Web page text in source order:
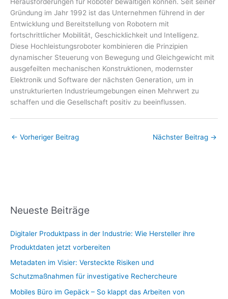
Gründung im Jahr 1992 ist das Unternehmen führend in der
Entwicklung und Bereitstellung von Robotern mit
fortschrittlicher Mobilität, Geschicklichkeit und Intelligenz.
Diese Hochleistungsroboter kombinieren die Prinzipien
dynamischer Steuerung von Bewegung und Gleichgewicht mit
ausgefeilten mechanischen Konstruktionen, modernster
Elektronik und Software der nächsten Generation, um in
unstrukturierten Industrieumgebungen einen Mehrwert zu
schaffen und die Gesellschaft positiv zu beeinflussen.
← Vorheriger Beitrag Nächster Beitrag →
Neueste Beiträge
Digitaler Produktpass in der Industrie: Wie Hersteller ihre
Produktdaten jetzt vorbereiten
Metadaten im Visier: Versteckte Risiken und
Schutzmaßnahmen für investigative Rechercheure
Mobiles Büro im Gepäck – So klappt das Arbeiten von